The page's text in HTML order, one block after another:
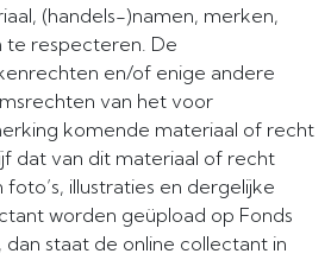
(handels-)namen, merken,
te respecteren. De
en/of enige andere
van het voor
komende materiaal of recht
dat van dit materiaal of recht
illustraties en dergelijke
worden geüpload op Fonds
staat de online collectant in